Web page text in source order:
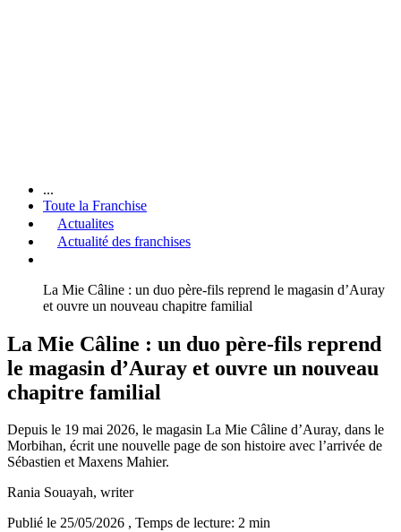
...
Toute la Franchise
Actualites
Actualité des franchises
La Mie Câline : un duo père-fils reprend le magasin d’Auray
et ouvre un nouveau chapitre familial
La Mie Câline : un duo père-fils reprend
le magasin d’Auray et ouvre un nouveau
chapitre familial
Depuis le 19 mai 2026, le magasin La Mie Câline d’Auray, dans le
Morbihan, écrit une nouvelle page de son histoire avec l’arrivée de
Sébastien et Maxens Mahier.
Rania Souayah, writer
Publié le 25/05/2026 , Temps de lecture: 2 min